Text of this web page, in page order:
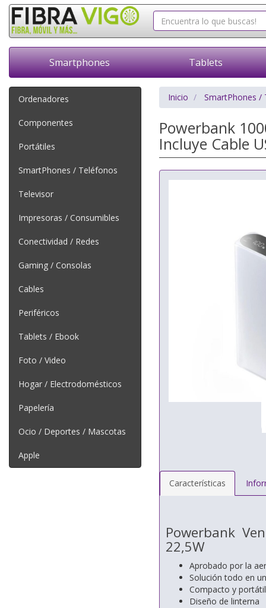
Smartphones Tablets
Ordenadores
Componentes
Portátiles
SmartPhones / Teléfonos
Televisor
Impresoras / Consumibles
Conectividad / Redes
Gaming / Consolas
Cables
Periféricos
Tablets / Ebook
Foto / Video
Hogar / Electrodomésticos
Papelería
Ocio / Deportes / Mascotas
Apple
Inicio SmartPhones /
Powerbank
Incluye Cable
Características
Powerbank
22,5W
Aprobado por la
Solución todo en
Compacto y portátil
Diseño de linterna